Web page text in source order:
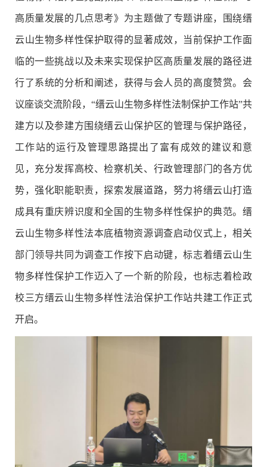
高质量发展的几点思考》为主题做了专题讲座，围绕缙
云山生物多样性保护取得的显著成效，当前保护工作面
临的一些挑战以及未来实现保护区高质量发展的路径进
行了系统的分析和阐述，获得与会人员的高度赞赏。会
议座谈交流阶段，“缙云山生物多样性法制保护工作站”共
建方以及参建方围绕缙云山保护区的管理与保护路径，
工作站的运行及管理思路提出了富有成效的建议和意
见，充分发挥高校、检察机关、行政管理部门的各方优
势，强化职能职责，探索发展道路，努力将缙云山打造
成具有重庆辨识度和全国的生物多样性保护的典范。缙
云山生物多样性法本底植物资源调查启动仪式上，相关
部门领导共同为调查工作按下启动键，标志着缙云山生
物多样性保护工作迈入了一个新的阶段，也标志着检政
校三方缙云山生物多样性法治保护工作站共建工作正式
开启。